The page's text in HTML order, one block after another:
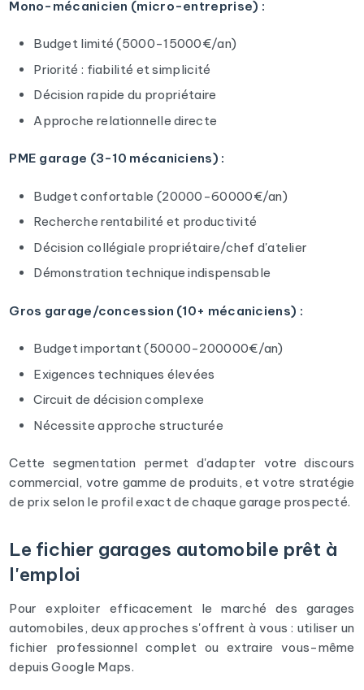
Mono-mécanicien (micro-entreprise) :
Budget limité (5000-15000€/an)
Priorité : fiabilité et simplicité
Décision rapide du propriétaire
Approche relationnelle directe
PME garage (3-10 mécaniciens) :
Budget confortable (20000-60000€/an)
Recherche rentabilité et productivité
Décision collégiale propriétaire/chef d'atelier
Démonstration technique indispensable
Gros garage/concession (10+ mécaniciens) :
Budget important (50000-200000€/an)
Exigences techniques élevées
Circuit de décision complexe
Nécessite approche structurée
Cette segmentation permet d'adapter votre discours
commercial, votre gamme de produits, et votre stratégie
de prix selon le profil exact de chaque garage prospecté.
Le fichier garages automobile prêt à
l'emploi
Pour exploiter efficacement le marché des garages
automobiles, deux approches s'offrent à vous : utiliser un
fichier professionnel complet ou extraire vous-même
depuis Google Maps.